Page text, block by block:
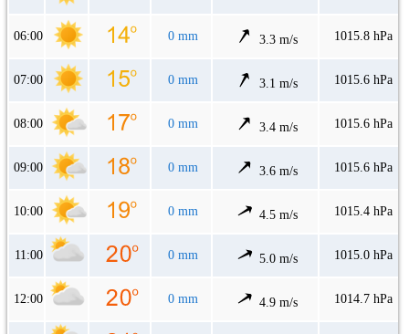
06:00 0 mm 3.3 m/s 1015.8 hPa
07:00 0 mm 3.1 m/s 1015.6 hPa
08:00 0 mm 3.4 m/s 1015.6 hPa
09:00 0 mm 3.6 m/s 1015.6 hPa
10:00 0 mm 4.5 m/s 1015.4 hPa
11:00 0 mm 5.0 m/s 1015.0 hPa
12:00 0 mm 4.9 m/s 1014.7 hPa